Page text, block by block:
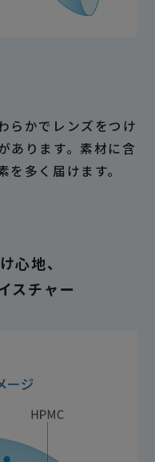
らかでレンズをつけ
あります。素材に含
多く届けます。
心地、
スチャー